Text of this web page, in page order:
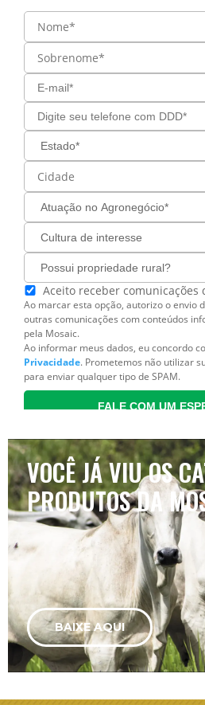
VOCÊ JÁ VIU OS
PRODUTOS DA
BAIXE AQUI